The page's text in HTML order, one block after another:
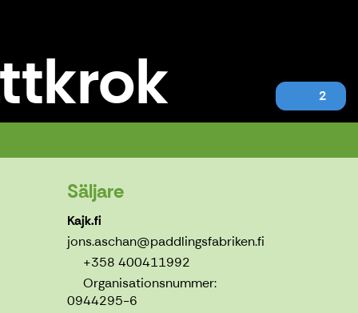
2
Säljare
Kajk.fi
jons.aschan@paddlingsfabriken.fi
+358 400411992
Organisationsnummer:
0944295-6